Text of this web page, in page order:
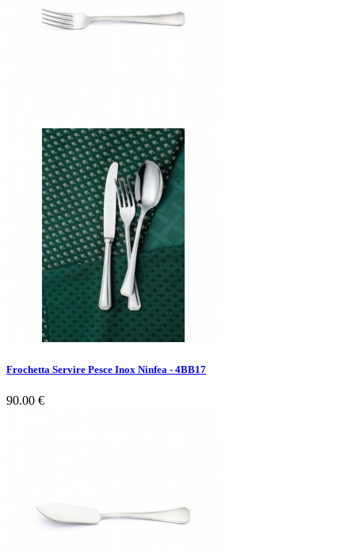
Frochetta Servire Pesce Inox Ninfea - 4BB17
90.00 €